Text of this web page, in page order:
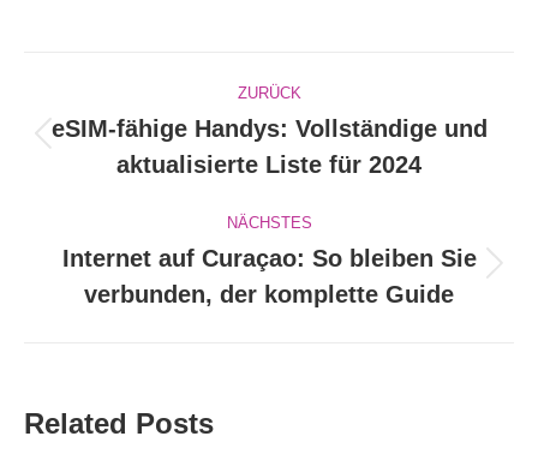
Kommentarnavigation
ZURÜCK
Beitrag:
eSIM-fähige Handys: Vollständige und
aktualisierte Liste für 2024
NÄCHSTES
Beitrag:
Internet auf Curaçao: So bleiben Sie
verbunden, der komplette Guide
Related Posts